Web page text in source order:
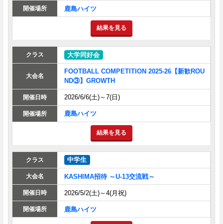
鹿島ハイツ
結果を見る
大学同好会
FOOTBALL COMPETITION 2025-26【新歓ROU
ND③】GROWTH
2026/6/6(土)～7(日)
鹿島ハイツ
結果を見る
中学生
KASHIMA招待 ～U-13交流戦～
2026/5/2(土)～4(月祝)
鹿島ハイツ